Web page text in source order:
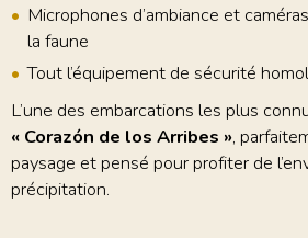
Microphones d’ambiance et
la faune
Tout l’équipement de sécurité
L’une des embarcations les plus
« Corazón de los Arribes »,
paysage et pensé pour profiter de
précipitation.